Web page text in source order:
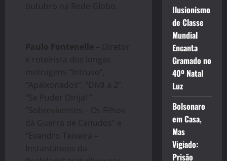
outubro na Rede Globo.
Paulo Fontenelle – Diretor
e roteirista dos longas
metragens “Intruso”,
“Apaixonados”, “Divã a 2”,
“Se Puder Dirija! ”,
“Sobreviventes – Os Filhos
da Guerra de Canudos” e
“Evandro Teixeira –
Instantâneos da
Ilusionismo
de Classe
Mundial
Encanta
Gramado no
40º Natal
Luz
Bolsonaro
em Casa,
Mas
Vigiado:
Prisão